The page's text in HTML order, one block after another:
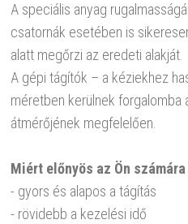
A speciális anyag
csatornák esetében is
alatt megőrzi az eredeti alakját.
A gépi tágítók – a kéziekhez
méretben kerülnek forgalomba
átmérőjének megfelelően.
Miért előnyös az Ön
- gyors és alapos a tágítás
- rövidebb a kezelési idő